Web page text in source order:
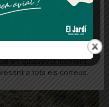
és el Dia de la Mare
al Diari el Jardí, dona el
rebre comunicacions
en qualsevol moment
a tots els correus.